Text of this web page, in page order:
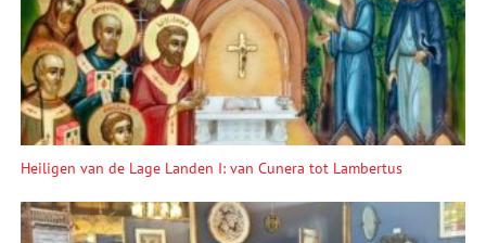
Heiligen van de Lage Landen I: van Cunera tot Lambertus